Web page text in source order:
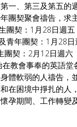
一、第三及第五的
團契聚會禱告，求
團契：1月28日週
青年團契：1月28
團契：2月12日週
教會事奉的英語堂
體軟弱的人禱告，
在困境中掙扎的人
孕期間、工作轉變